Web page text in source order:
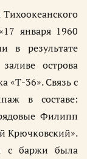
января 1960
в результате
острова
«Т-36». Связь с
в составе:
Филипп
Крючковский».
с баржи была